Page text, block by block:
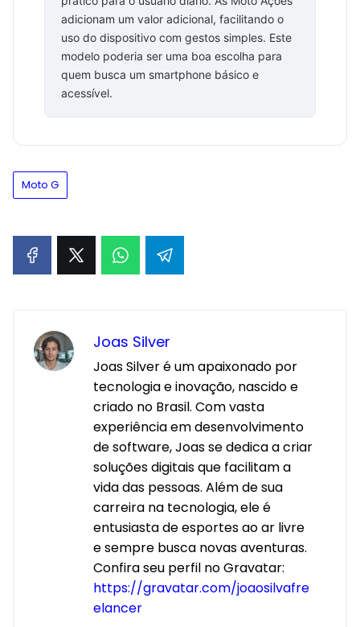
adicionam um valor adicional, facilitando o
uso do dispositivo com gestos simples. Este
modelo poderia ser uma boa escolha para
quem busca um smartphone básico e
acessível.
Moto G
Joas Silver
Joas Silver é um apaixonado por
tecnologia e inovação, nascido e
criado no Brasil. Com vasta
experiência em desenvolvimento
de software, Joas se dedica a criar
soluções digitais que facilitam a
vida das pessoas. Além de sua
carreira na tecnologia, ele é
entusiasta de esportes ao ar livre
e sempre busca novas aventuras.
Confira seu perfil no Gravatar:
https://gravatar.com/joaosilvafre
elancer